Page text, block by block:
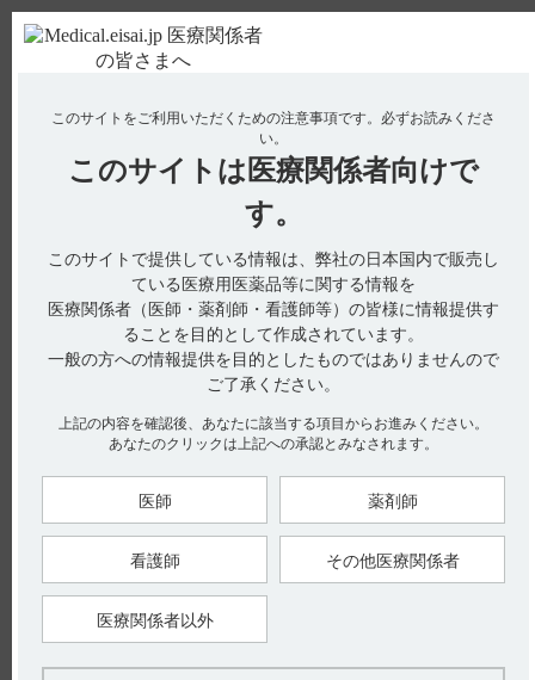
使用期限検索 Drug Information
No : 2017
【ストロカイン】 禁忌はありますか？
【ストロカイン】
禁忌はありますか？
電子添文の禁忌の項には以下の記載があります。
2．禁忌 （引用1）
本剤の成分に対し過敏症の既往歴のある患者
1）ストロカイン錠5mg電子添文2023年9月改訂（第1版）
２．禁忌
【更新年月】
2024年9月
戻る
このサイトをご利用いただくための注意事項です。 必ずお読みくださ
い。
このサイトは 医療関係者向けで
す。
このサイトで提供している情報は、弊社の日本国内で販売し
ている医療用医薬品等に関する情報を
医療関係者（医師・薬剤師・看護師等）の皆様に情報提供す
ることを目的として作成されています。
一般の方への情報提供を目的としたものではありませんので
ご了承ください。
上記の内容を確認後、あなたに該当する項目からお進みください。
あなたのクリックは上記への承認とみなされます。
医師 薬剤師
看護師 その他医療関係者
医療関係者以外